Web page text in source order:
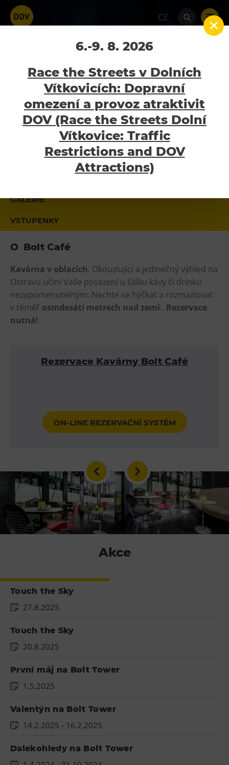
CZ
Bolt Café
Home Bolt Café
MOMENTÁLNĚ ZAVŘENO
pondělí - neděle - 10:00 - 20:00
Každý den do 20:00. Těšíme se na vás!
Atraktivity
Bolt Tower
Velký svět techniky
Malý svět techniky U6
Gong
Heligonka
Lezecká stěna
Národní zemědělské muzeum
Fajna Dilna
FUTUREUM
Dolní Vítkovice
Občerstvení
Bolt Café
PECKA DOV
Restaurace VP ART
Bistropen
CØKAFE Dolní Vítkovice
Ubytování
Hotel VP1
Další
Narozeninové oslavy
Pro školy
DOVýuky
Kroužky pro děti
Výjezdní akce
GALERIE
VSTUPENKY
O Bolt Café
Kavárna v oblacích. Okouzlující a jedinečný výhled na
Ostravu učiní Vaše posezení u šálku kávy či drinku
nezapomenutelným. Nechte se hýčkat a rozmazlovat
v téměř osmdesáti metrech nad zemí. Rezervace
nutná!
Rezervace Kavárny Bolt Café
ON-LINE REZERVAČNÍ SYSTÉM
Akce
Touch the Sky
27.8.2025
Touch the Sky
20.8.2025
První máj na Bolt Tower
1.5.2025
Valentýn na Bolt Tower
14.2.2025 - 16.2.2025
Dalekohledy na Bolt Tower
6.-9. 8. 2026
Race the Streets v Dolních
Vítkovicích: Dopravní
omezení a provoz atraktivit
DOV (Race the Streets Dolní
Vítkovice: Traffic
Restrictions and DOV
Attractions)